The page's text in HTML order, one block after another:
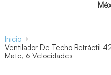
Inicio
Ventilador De Techo Retráctil
Mate, 6 Velocidades